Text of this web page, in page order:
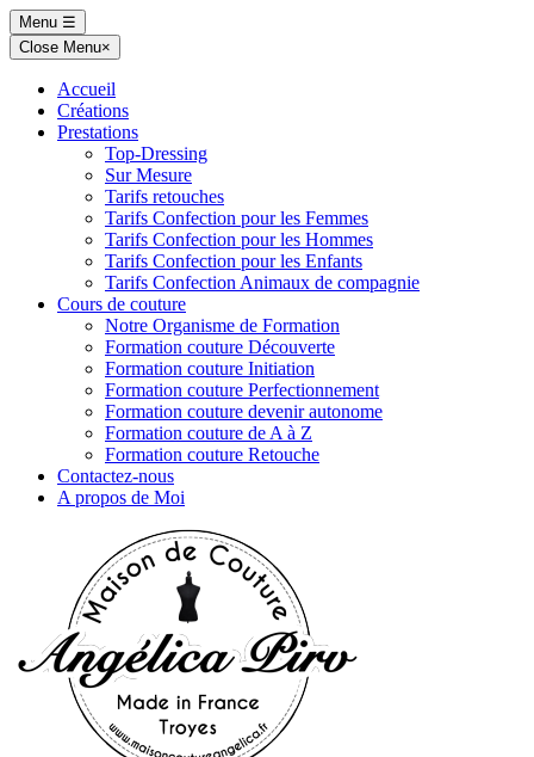
Skip
to
content
Menu ☰
Close Menu×
Accueil
Créations
Prestations
Top-Dressing
Sur Mesure
Tarifs retouches
Tarifs Confection pour les Femmes
Tarifs Confection pour les Hommes
Tarifs Confection pour les Enfants
Tarifs Confection Animaux de compagnie
Cours de couture
Notre Organisme de Formation
Formation couture Découverte
Formation couture Initiation
Formation couture Perfectionnement
Formation couture devenir autonome
Formation couture de A à Z
Formation couture Retouche
Contactez-nous
A propos de Moi